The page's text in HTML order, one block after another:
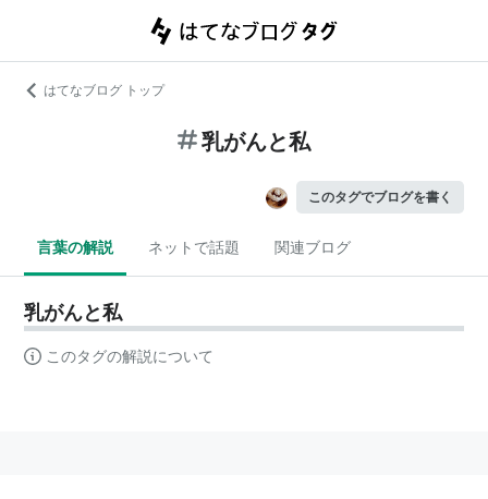
はてなブログ トップ
乳がんと私
このタグでブログを書く
言葉の解説 ネットで話題 関連ブログ
乳がんと私
このタグの解説について